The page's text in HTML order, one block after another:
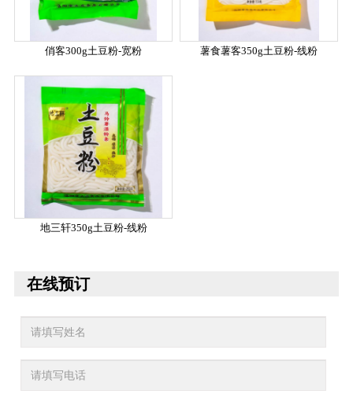
俏客300g土豆粉-宽粉 薯食薯客350g土豆粉-线粉
地三轩350g土豆粉-线粉
在线预订